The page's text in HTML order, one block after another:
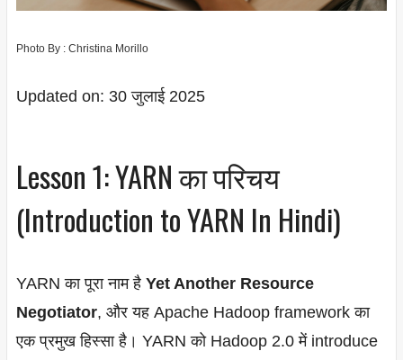
Photo By : Christina Morillo
Updated on: 30 जुलाई 2025
Lesson 1: YARN का परिचय
(Introduction to YARN In Hindi)
YARN का पूरा नाम है Yet Another Resource
Negotiator, और यह Apache Hadoop framework का
एक प्रमुख हिस्सा है। YARN को Hadoop 2.0 में introduce